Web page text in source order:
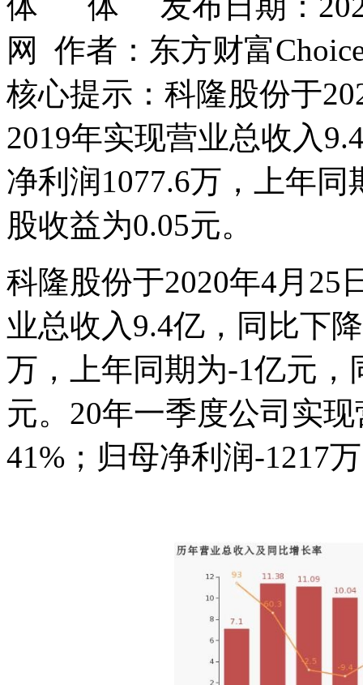
网 作者：东方财富
核心提示：科隆股份于
2019年实现营业总收入
净利润1077.6万，上年
股收益为0.05元。
科隆股份于2020年4月25
业总收入9.4亿，同比下
万，上年同期为-1亿元，
元。20年一季度公司实
41%；归母净利润-1217